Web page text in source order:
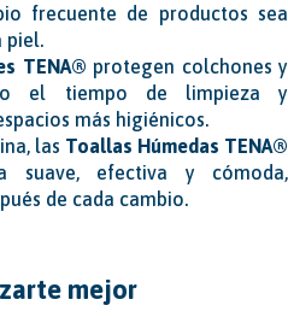
frecuente de productos sea
TENA® protegen colchones y
el tiempo de limpieza y
más higiénicos.
las Toallas Húmedas TENA®
suave, efectiva y cómoda,
de cada cambio.
mejor